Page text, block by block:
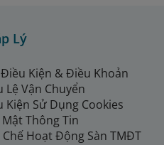
Lý
Điều Kiện & Điều Khoản
Lệ Vận Chuyển
Kiện Sử Dụng Cookies
Mật Thông Tin
Chế Hoạt Động Sàn TMĐT